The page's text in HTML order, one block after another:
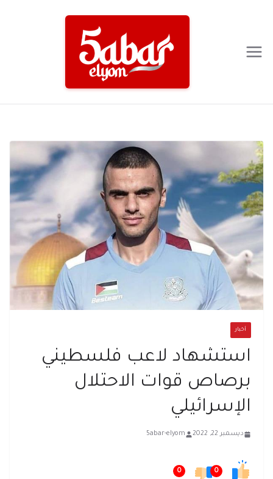
أخبار
استشهاد لاعب فلسطيني
برصاص قوات الاحتلال
الإسرائيلي
ديسمبر 22, 2022 5abar-elyom
0
0